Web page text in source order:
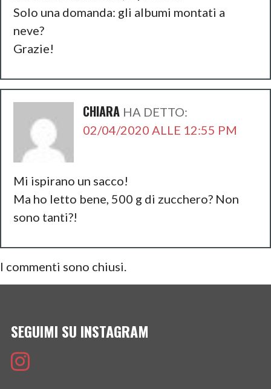
Solo una domanda: gli albumi montati a
neve?
Grazie!
CHIARA HA DETTO:
02/04/2020 ALLE 12:55 PM
Mi ispirano un sacco!
Ma ho letto bene, 500 g di zucchero? Non
sono tanti?!
I commenti sono chiusi.
SEGUIMI SU INSTAGRAM